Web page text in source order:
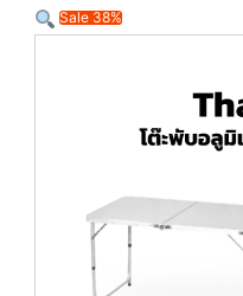
Sale 38%